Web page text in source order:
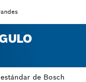
de Bosch